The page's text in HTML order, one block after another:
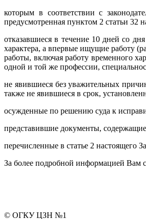
которым в соответствии с
предусмотренная пунктом 2 статьи 32
отказавшиеся в течение 10 дней со
характера, а впервые ищущие работу
работы, включая работу временного
одной и той же профессии,
не явившиеся без уважительных
также не явившиеся в срок,
осужденные по решению суда к
представившие документы,
перечисленные в статье 2 настоящего
За более подробной информацией Вам
© ОГКУ ЦЗН №1